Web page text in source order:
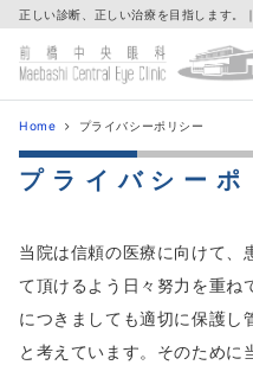
正しい診断、正しい治療を目指します。
Home プライバシーポリシー
プライバシーポ
当院は信頼の医療に向けて、
て頂けるよう日々努力を重ね
につきましても適切に保護し
と考えています。そのため